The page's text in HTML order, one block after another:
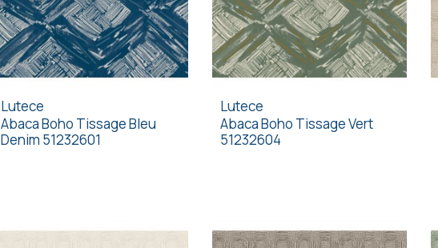
Lutece
Abaca Boho Tissage Bleu
Denim 51232601
Lutece
Abaca Boho Tissage Vert
51232604